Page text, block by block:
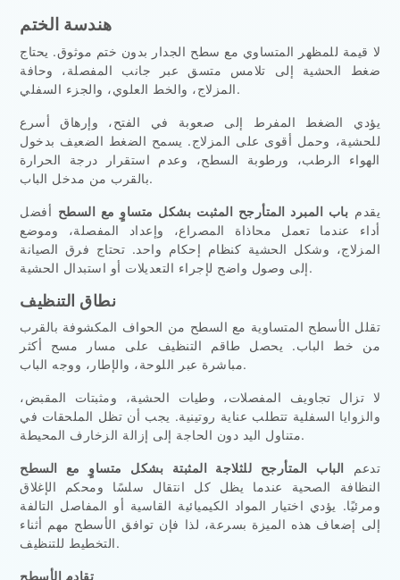
هندسة الختم
لا قيمة للمظهر المتساوي مع سطح الجدار بدون ختم موثوق. يحتاج
ضغط الحشية إلى تلامس متسق عبر جانب المفصلة، وحافة
المزلاج، والخط العلوي، والجزء السفلي.
يؤدي الضغط المفرط إلى صعوبة في الفتح، وإرهاق أسرع
للحشية، وحمل أقوى على المزلاج. يسمح الضغط الضعيف بدخول
الهواء الرطب، ورطوبة السطح، وعدم استقرار درجة الحرارة
بالقرب من مدخل الباب.
يقدم باب المبرد المتأرجح المثبت بشكل متساوٍ مع السطح أفضل
أداء عندما تعمل محاذاة المصراع، وإعداد المفصلة، وموضع
المزلاج، وشكل الحشية كنظام إحكام واحد. تحتاج فرق الصيانة
إلى وصول واضح لإجراء التعديلات أو استبدال الحشية.
نطاق التنظيف
تقلل الأسطح المتساوية مع السطح من الحواف المكشوفة بالقرب
من خط الباب. يحصل طاقم التنظيف على مسار مسح أكثر
مباشرة عبر اللوحة، والإطار، ووجه الباب.
لا تزال تجاويف المفصلات، وطيات الحشية، ومثبتات المقبض،
والزوايا السفلية تتطلب عناية روتينية. يجب أن تظل الملحقات في
متناول اليد دون الحاجة إلى إزالة الزخارف المحيطة.
تدعم الباب المتأرجح للثلاجة المثبتة بشكل متساوٍ مع السطح
النظافة الصحية عندما يظل كل انتقال سلسًا ومحكم الإغلاق
ومرئيًا. يؤدي اختيار المواد الكيميائية القاسية أو المفاصل التالفة
إلى إضعاف هذه الميزة بسرعة، لذا فإن توافق الأسطح مهم أثناء
التخطيط للتنظيف.
تقادم الأسطح